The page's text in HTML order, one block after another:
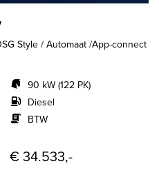
Style / Automaat /App-connect
90 kW (122 PK)
Diesel
BTW
€ 34.533,-